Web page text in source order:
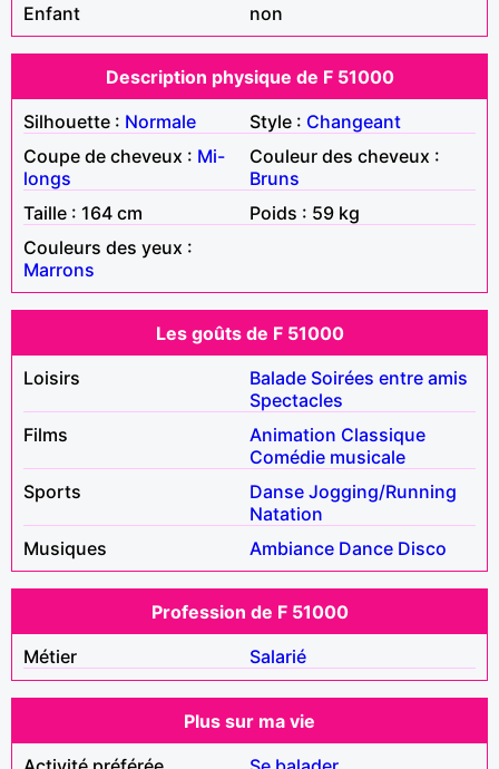
Enfant
non
Description physique de F 51000
Silhouette : Normale Style : Changeant
Coupe de cheveux : Mi-
longs
Couleur des cheveux :
Bruns
Taille : 164 cm
Poids : 59 kg
Couleurs des yeux :
Marrons
Les goûts de F 51000
Loisirs
Balade Soirées entre amis
Spectacles
Films
Animation Classique
Comédie musicale
Sports
Danse Jogging/Running
Natation
Musiques
Ambiance Dance Disco
Profession de F 51000
Métier
Salarié
Plus sur ma vie